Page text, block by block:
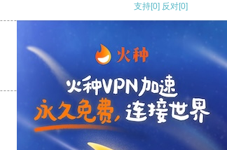
支持[0] 反对[0]
支持 反对
[0]